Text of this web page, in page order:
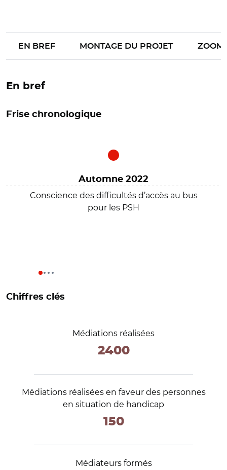
EN BREF MONTAGE DU PROJET ZOOM
En bref
Frise chronologique
Automne 2022
Conscience des difficultés d’accès au bus
pour les PSH
Chiffres clés
Médiations réalisées
2400
Médiations réalisées en faveur des personnes
en situation de handicap
150
Médiateurs formés